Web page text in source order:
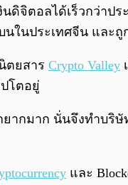
ดิจิตอลได้เร็วกว่าป
นในประเทศจีน และถู
ตยสาร Crypto Valley
โตอยู่
ากมาก นั่นจึงทำบริ
และ